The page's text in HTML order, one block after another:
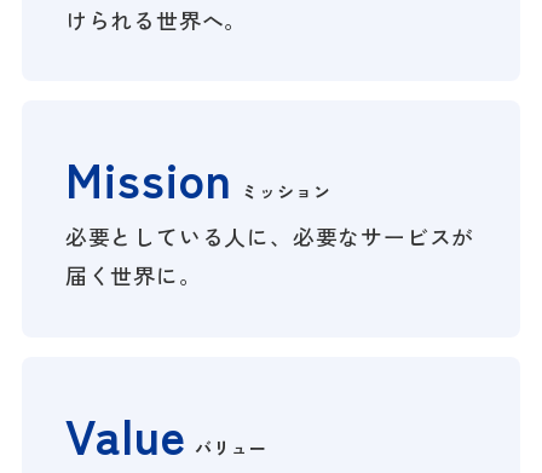
けられる世界へ。
Mission ミッション
必要としている人に、必要なサービスが
届く世界に。
Value バリュー